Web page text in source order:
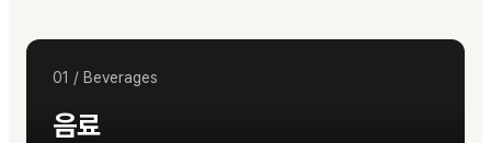
01 / Beverages
음료